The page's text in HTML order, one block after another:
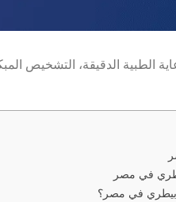
الدقيقة، التشخيص
في مصر
بيطري في مصر؟